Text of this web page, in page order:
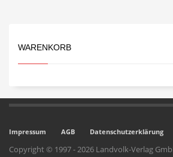
WARENKORB
Impressum AGB Datenschutzerklärung
Copyright © 1997 - 2026 Landvolk-Verlag